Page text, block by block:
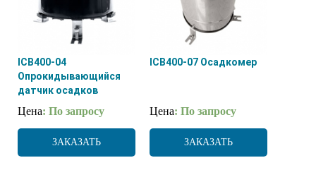
ICB400-04
Опрокидывающийся
датчик осадков
Цена: По запросу
ЗАКАЗАТЬ
ICB400-07 Осадкомер
Цена: По запросу
ЗАКАЗАТЬ